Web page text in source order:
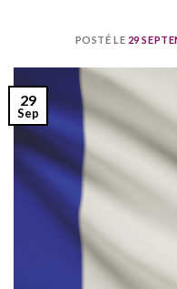
POSTÉ LE 29
29
Sep